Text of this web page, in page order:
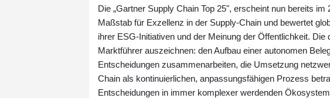
Die „Gartner Supply Chain Top 25", erscheint nun bereits
Maßstab für Exzellenz in der Supply-Chain und bewertet
ihrer ESG-Initiativen und der Meinung der Öffentlichkeit.
Marktführer auszeichnen: den Aufbau einer autonomen
Entscheidungen zusammenarbeiten, die Umsetzung
Chain als kontinuierlichen, anpassungsfähigen Prozess
Entscheidungen in immer komplexer werdenden